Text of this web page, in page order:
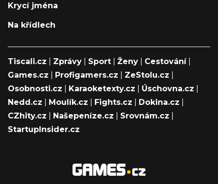
Krycí jména
Na křídlech
Tiscali.cz Zprávy Sport Ženy Cestování|
Games.cz
Profigamers.cz ZeStolu.cz
Osobnosti.cz
Karaoketexty.cz Úschovna.cz
Nedd.cz
Moulík.cz Fights.cz Dokina.cz
CZhity.cz
Našepeníze.cz Srovnám.cz
StartupInsider.cz